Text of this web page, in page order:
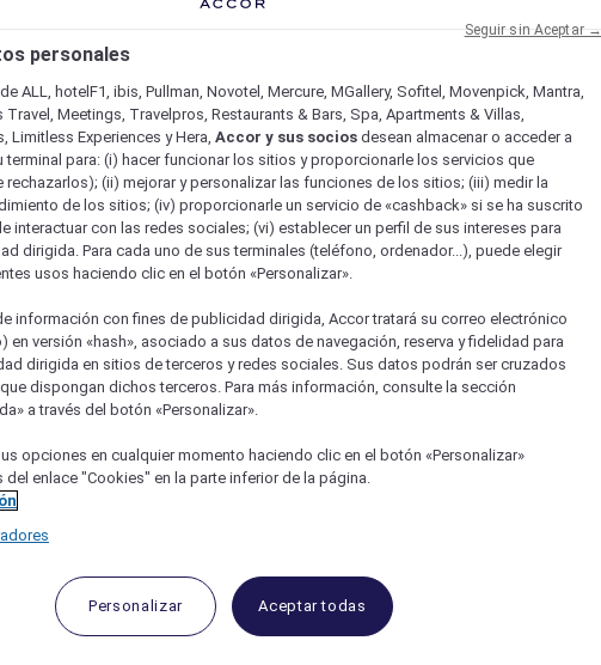
personales
ALL, hotelF1, ibis, Pullman, Novotel, Mercure, MGallery, Sofitel, Movenpick, Mantra,
Travel, Meetings, Travelpros, Restaurants & Bars, Spa, Apartments & Villas,
Limitless Experiences y Hera, Accor y sus socios desean almacenar o acceder a
terminal para: (i) hacer funcionar los sitios y proporcionarle los servicios que
rechazarlos); (ii) mejorar y personalizar las funciones de los sitios; (iii) medir la
de los sitios; (iv) proporcionarle un servicio de «cashback» si se ha suscrito
interactuar con las redes sociales; (vi) establecer un perfil de sus intereses para
dirigida. Para cada uno de sus terminales (teléfono, ordenador...), puede elegir
usos haciendo clic en el botón «Personalizar».
información con fines de publicidad dirigida, Accor tratará su correo electrónico
en versión «hash», asociado a sus datos de navegación, reserva y fidelidad para
dirigida en sitios de terceros y redes sociales. Sus datos podrán ser cruzados
dispongan dichos terceros. Para más información, consulte la sección
a través del botón «Personalizar».
opciones en cualquier momento haciendo clic en el botón «Personalizar»
del enlace "Cookies" en la parte inferior de la página.
Personalizar Aceptar todas
Seguir sin Aceptar →